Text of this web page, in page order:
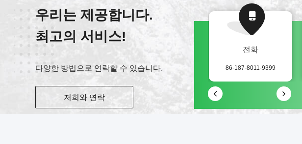
우리는 제공합니다.
최고의 서비스!
다양한 방법으로 연락할 수 있습니다.
저희와 연락
전화
86-187-8011-9399